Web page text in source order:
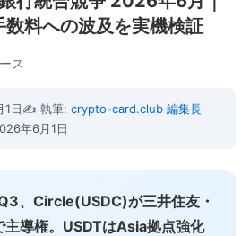
料への波及を実機検証
ス
日✍️ 執筆: crypto-card.club 編集長
年6月1日
、Circle(USDC)が三井住友・
主導権。USDTはAsia拠点強化